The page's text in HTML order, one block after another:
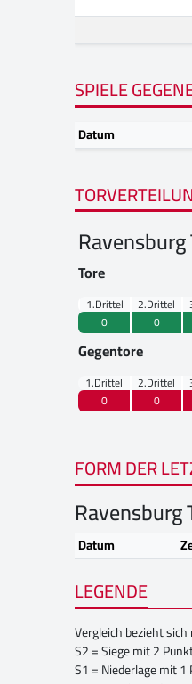
SPIELE
Datum
Tore
1.Drittel 2.Drittel
0
0
Gegentore
1.Drittel 2.Drittel
0
0
FORM DER
Datum
LEGENDE
Vergleich bezieht
S2 = Siege mit 2
S1 = Niederlage mit